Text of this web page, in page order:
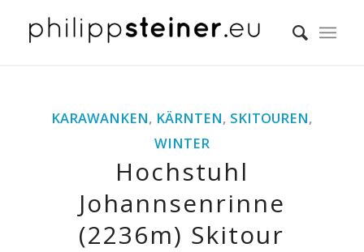
KARAWANKEN, KÄRNTEN, SKITOUREN,
WINTER
Hochstuhl
Johannsenrinne
(2236m) Skitour